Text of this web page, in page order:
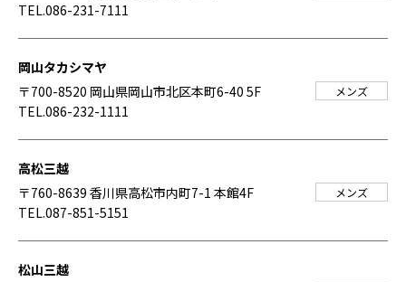
TEL.086-231-7111
岡山タカシマヤ
〒700-8520 岡山県岡山市北区本町6-40 5F
TEL.086-232-1111
メンズ
高松三越
〒760-8639 香川県高松市内町7-1 本館4F
TEL.087-851-5151
メンズ
松山三越